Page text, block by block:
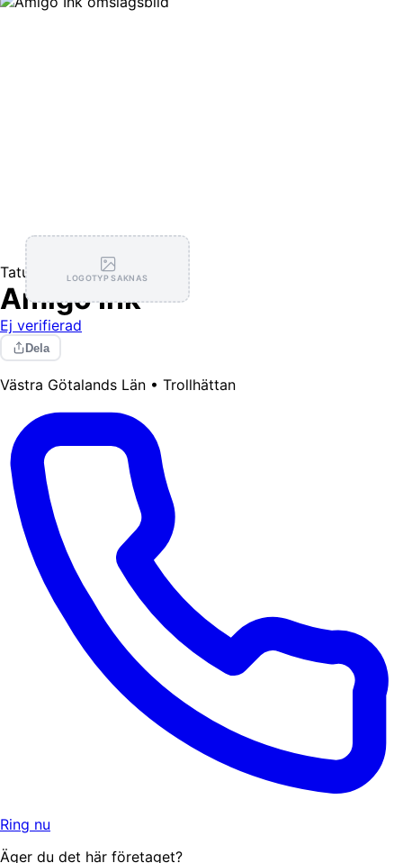
LOGOTYP SAKNAS
Tatuerare
Amigo Ink
Ej verifierad
Dela
Västra Götalands Län • Trollhättan
Ring nu
Äger du det här företaget?